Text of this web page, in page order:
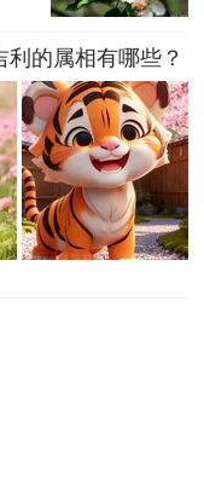
的属相有哪些？